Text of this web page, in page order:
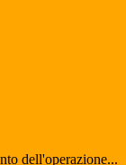
dell'operazione...